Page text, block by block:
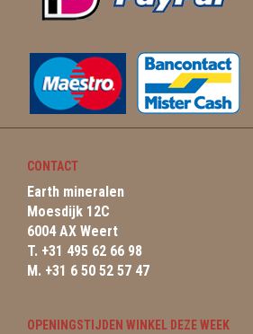
CONTACT
Earth mineralen
Moesdijk 12C
6004 AX Weert
T. +31 495 62 66 98
M. +31 6 50 52 57 47
OPENINGSTIJDEN WINKEL DEZE WEEK